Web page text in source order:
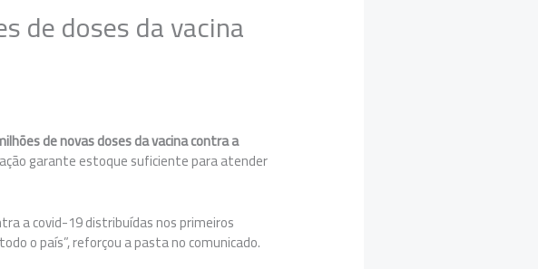
de doses da vacina
de novas doses da vacina contra a
garante estoque suficiente para atender
a covid-19 distribuídas nos primeiros
o país”, reforçou a pasta no comunicado.